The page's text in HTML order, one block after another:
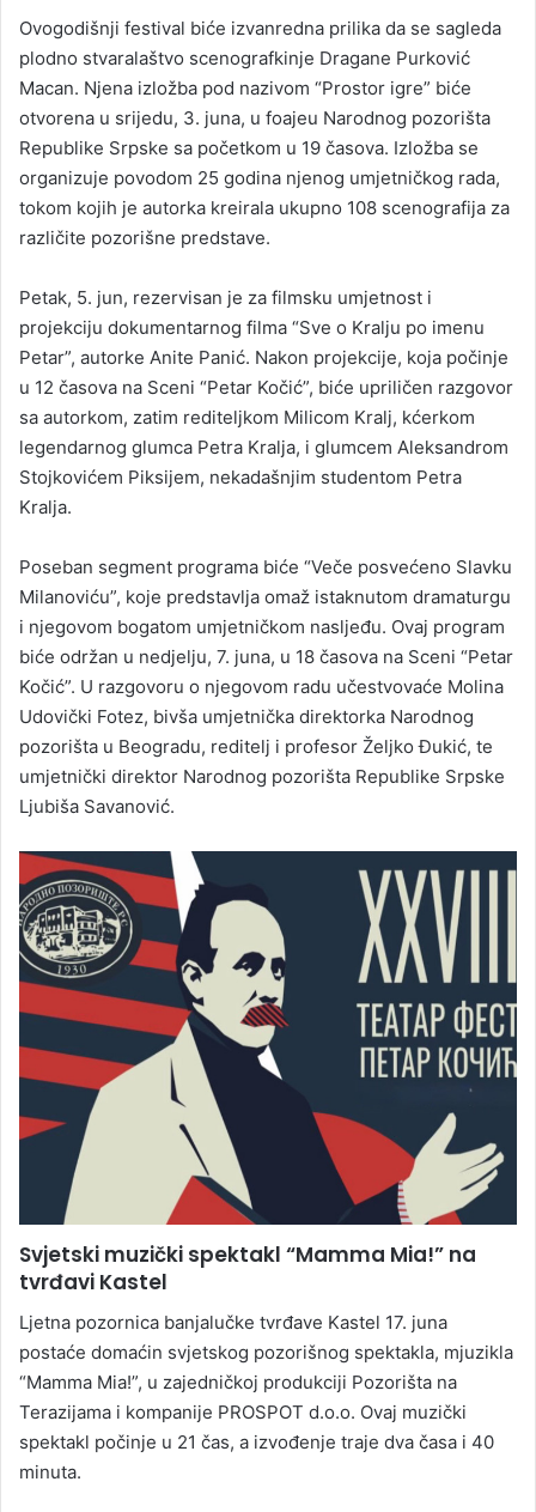
Ovogodišnji festival biće izvanredna prilika da se sagleda
plodno stvaralaštvo scenografkinje Dragane Purković
Macan. Njena izložba pod nazivom “Prostor igre” biće
otvorena u srijedu, 3. juna, u foajeu Narodnog pozorišta
Republike Srpske sa početkom u 19 časova. Izložba se
organizuje povodom 25 godina njenog umjetničkog rada,
tokom kojih je autorka kreirala ukupno 108 scenografija za
različite pozorišne predstave.
Petak, 5. jun, rezervisan je za filmsku umjetnost i
projekciju dokumentarnog filma “Sve o Kralju po imenu
Petar”, autorke Anite Panić. Nakon projekcije, koja počinje
u 12 časova na Sceni “Petar Kočić”, biće upriličen razgovor
sa autorkom, zatim rediteljkom Milicom Kralj, kćerkom
legendarnog glumca Petra Kralja, i glumcem Aleksandrom
Stojkovićem Piksijem, nekadašnjim studentom Petra
Kralja.
Poseban segment programa biće “Veče posvećeno Slavku
Milanoviću”, koje predstavlja omaž istaknutom dramaturgu
i njegovom bogatom umjetničkom nasljeđu. Ovaj program
biće održan u nedjelju, 7. juna, u 18 časova na Sceni “Petar
Kočić”. U razgovoru o njegovom radu učestvovaće Molina
Udovički Fotez, bivša umjetnička direktorka Narodnog
pozorišta u Beogradu, reditelj i profesor Željko Đukić, te
umjetnički direktor Narodnog pozorišta Republike Srpske
Ljubiša Savanović.
Svjetski muzički spektakl “Mamma Mia!” na
tvrđavi Kastel
Ljetna pozornica banjalučke tvrđave Kastel 17. juna
postaće domaćin svjetskog pozorišnog spektakla, mjuzikla
“Mamma Mia!”, u zajedničkoj produkciji Pozorišta na
Terazijama i kompanije PROSPOT d.o.o. Ovaj muzički
spektakl počinje u 21 čas, a izvođenje traje dva časa i 40
minuta.